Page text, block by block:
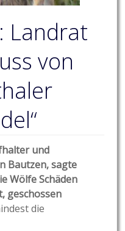
Landrat
von
und
Bautzen, sagte
Wölfe Schäden
geschossen
die